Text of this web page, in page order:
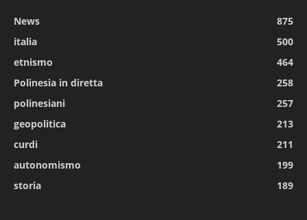
News
875
italia
500
etnismo
464
Polinesia in diretta
258
polinesiani
257
geopolitica
213
curdi
211
autonomismo
199
storia
189